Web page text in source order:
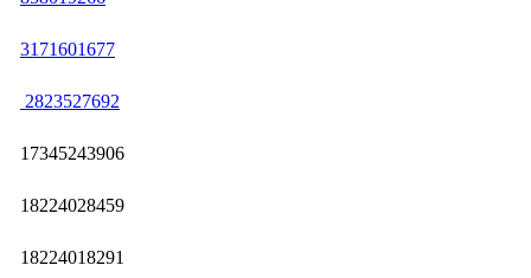
3171601677
2823527692
17345243906
18224028459
18224018291